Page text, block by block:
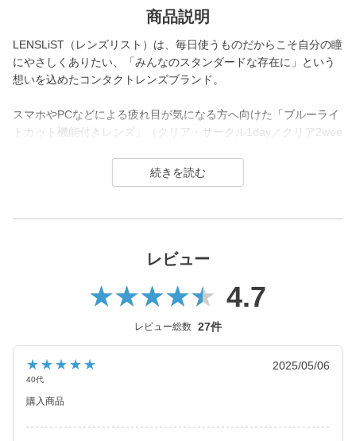
商品説明
LENSLiST（レンズリスト）は、毎日使うものだからこそ自分の瞳
にやさしくありたい、「みんなのスタンダードな存在に」という
想いを込めたコンタクトレンズブランド。
スマホやPCなどによる疲れ目が気になる方へ向けた「ブルーライ
トカット機能付きレンズ」（クリア・サークル1day／クリア2wee
「新素材シリコーンハイドロゲルレンズ」（クリア・サークル1da
高機能と快適なつけ心地を両立した、「毎日つけたい」コンタク
レビュー
4.7
レビュー総数 27件
★★★★★
40代
2025/05/06
購入商品